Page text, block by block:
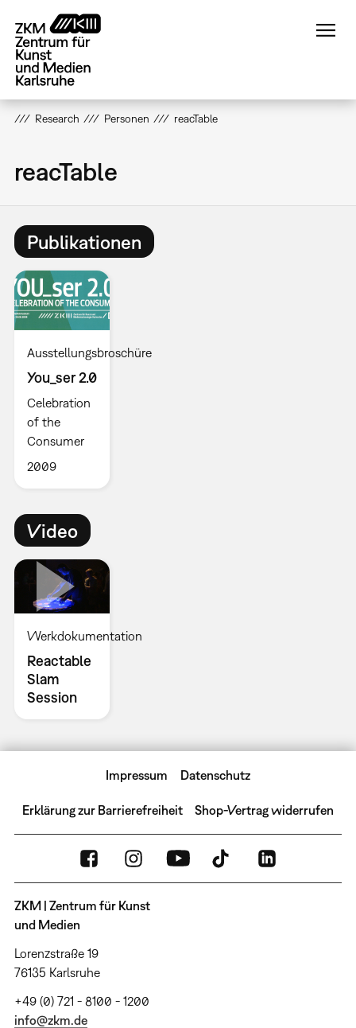
zum
Inhalt
Research Personen reacTable
reacTable
Publikationen
Ausstellungsbroschüre
You_ser 2.0
Celebration
of the
Consumer
2009
Video
Werkdokumentation
Reactable
Slam
Session
Impressum Datenschutz
Erklärung zur Barrierefreiheit Shop-Vertrag widerrufen
ZKM | Zentrum für Kunst
und Medien
Lorenzstraße 19
76135 Karlsruhe
+49 (0) 721 - 8100 - 1200
info@zkm.de